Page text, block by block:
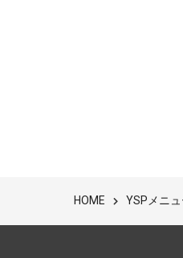
HOME YSPメニュ